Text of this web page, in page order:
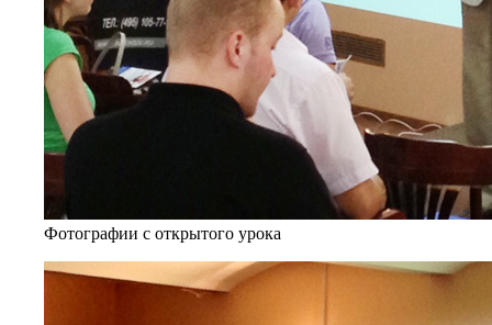
Фотографии с открытого урока